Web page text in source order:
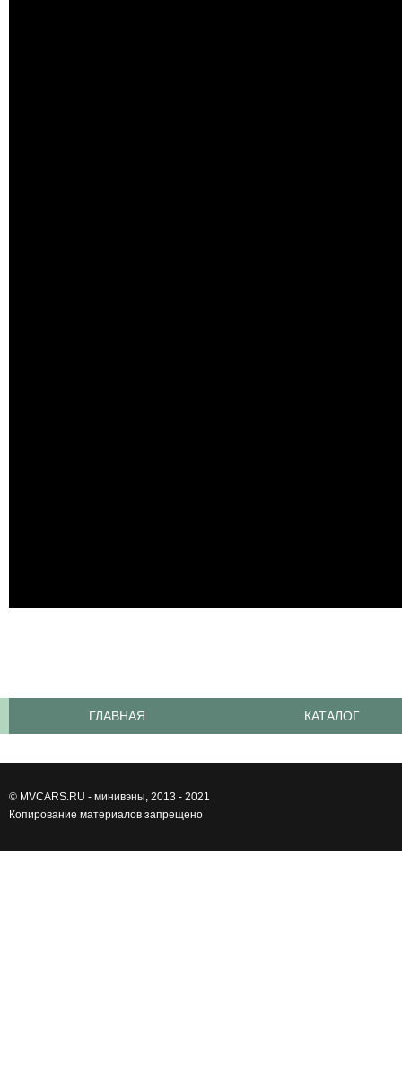
ГЛАВНАЯ КАТАЛОГ
© MVCARS.RU - минивэны , 2013 - 2021
Копирование материалов запрещено